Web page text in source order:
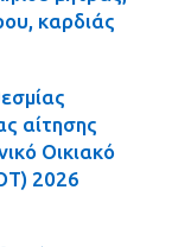
καρδιάς
αίτησης
Οικιακό
2026